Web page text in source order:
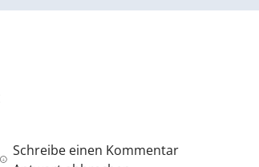
Schreibe einen Kommentar